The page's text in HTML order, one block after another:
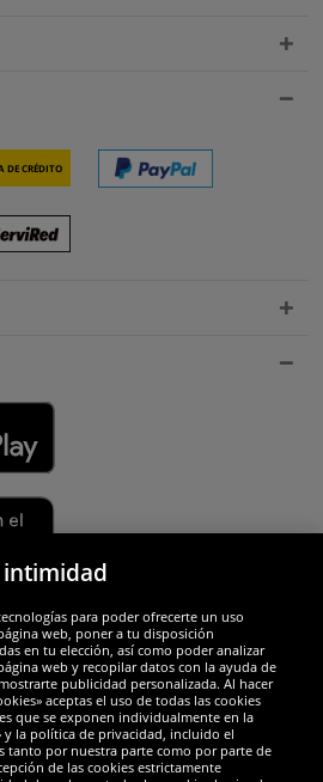
de crédito
intimidad
para poder ofrecerte un uso
web, poner a tu disposición
en tu elección, así como poder analizar
web y recopilar datos con la ayuda de
publicidad personalizada. Al hacer
aceptas el uso de todas las cookies
que se exponen individualmente en la
y la política de privacidad, incluido el
tanto por nuestra parte como por parte de
de las cookies estrictamente